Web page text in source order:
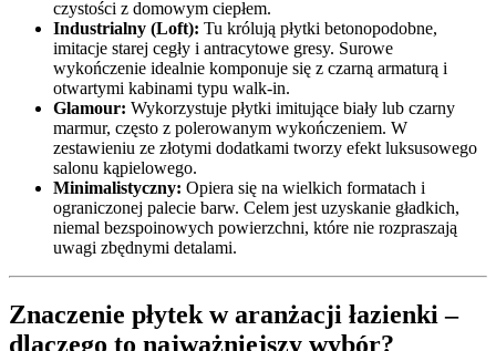
czystości z domowym ciepłem.
Industrialny (Loft): Tu królują płytki betonopodobne,
imitacje starej cegły i antracytowe gresy. Surowe
wykończenie idealnie komponuje się z czarną armaturą i
otwartymi kabinami typu walk-in.
Glamour: Wykorzystuje płytki imitujące biały lub czarny
marmur, często z polerowanym wykończeniem. W
zestawieniu ze złotymi dodatkami tworzy efekt luksusowego
salonu kąpielowego.
Minimalistyczny: Opiera się na wielkich formatach i
ograniczonej palecie barw. Celem jest uzyskanie gładkich,
niemal bezspoinowych powierzchni, które nie rozpraszają
uwagi zbędnymi detalami.
Znaczenie płytek w aranżacji łazienki –
dlaczego to najważniejszy wybór?